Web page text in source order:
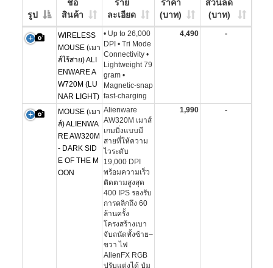
รูป
ชื่อ
สินค้า
ราย
ละเอียด
ราคา
(บาท)
ส่วนลด
(บาท)
WIRELESS
MOUSE (เมา
ส์ไร้สาย) ALI
ENWARE A
W720M (LU
NAR LIGHT)
• Up to 26,000
DPI • Tri Mode
Connectivity •
Lightweight 79
gram •
Magnetic-snap
fast-charging
4,490 -
MOUSE (เมา
ส์) ALIENWA
RE AW320M
- DARK SID
E OF THE M
OON
Alienware
AW320M เมาส์
เกมมิ่งแบบมี
สายที่ให้ความ
ไวระดับ
19,000 DPI
พร้อมความเร็ว
ติดตามสูงสุด
400 IPS รองรับ
การคลิกถึง 60
ล้านครั้ง
โครงสร้างเบา
จับถนัดทั้งซ้าย–
ขวา ไฟ
AlienFX RGB
ปรับแต่งได้ ปุ่ม
1,990 -